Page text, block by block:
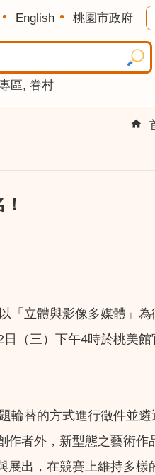
English 桃園市政府
區 眷村
「立體與影像多媒體」
（三）下午4時於桃美
輪替的方式進行徵件並
者外，新型態之藝術作
出，在競賽上維持多樣